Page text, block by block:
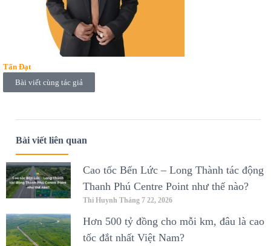
Tấn Đạt
Bài viết cùng tác giả
Bài viết liên quan
Cao tốc Bến Lức – Long Thành tác động
Thanh Phú Centre Point như thế nào?
Thi Huynh Tháng 7 22, 2026
Hơn 500 tỷ đồng cho mỗi km, đâu là cao
tốc đắt nhất Việt Nam?